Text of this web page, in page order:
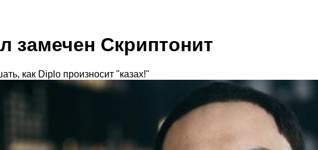
замечен Скриптонит
как Diplo произносит "казах!"